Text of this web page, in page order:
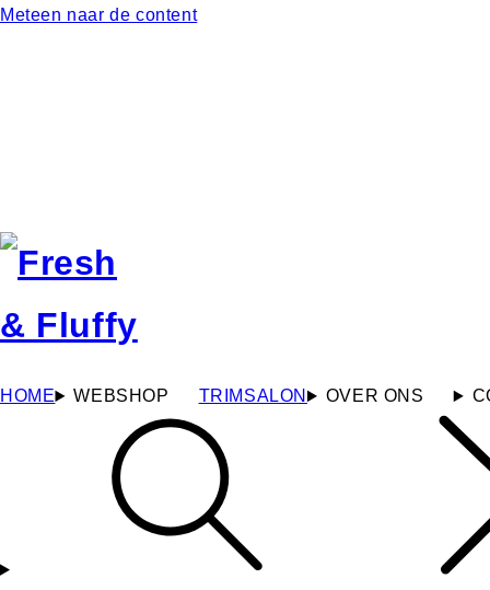
Meteen naar de content
HOME WEBSHOP TRIMSALON OVER ONS